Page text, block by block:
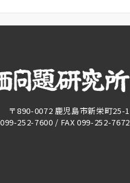
〒890-0072 鹿児島市新栄町25-1
252-7600 / FAX 099-252-7672